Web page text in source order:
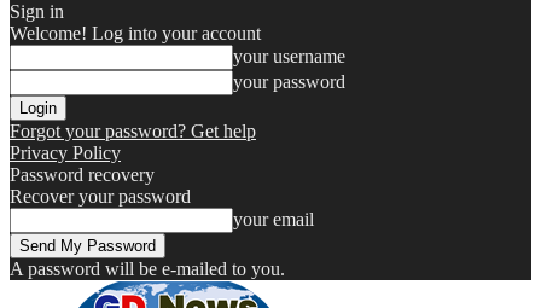
Sign in
Welcome! Log into your account
your username
your password
Forgot your password? Get help
Privacy Policy
Password recovery
Recover your password
your email
A password will be e-mailed to you.